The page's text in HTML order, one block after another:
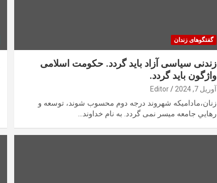
گفتگوهای زندان
زندنی سیاسی آزاد باید گردد. حکومت اسلامی
واژگون باید گردد.
آوریل 7, 2024 Editor
زنان،ماداميكه شهروند درجه دوم محسوب شوند، توسعه و
رهايي جامعه ميسر نمى گردد. به نام خداوند…